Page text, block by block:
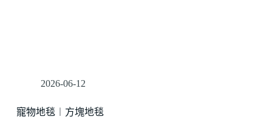
2026-06-12
寵物地毯︱方塊地毯